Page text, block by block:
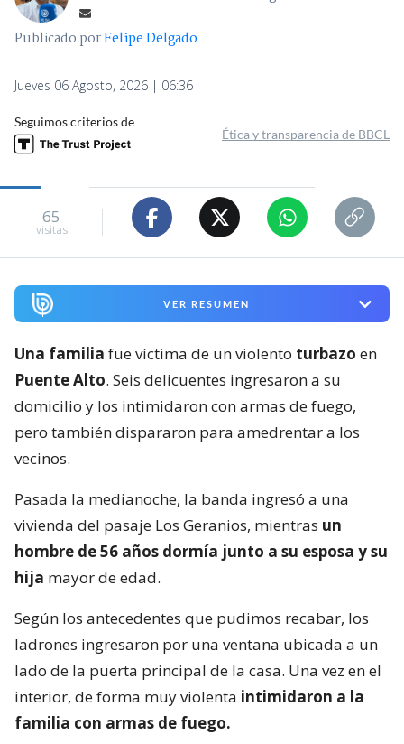
Publicado porFelipe Delgado
Jueves 06 Agosto, 2026 | 06:36
Seguimos criterios de
Ética y transparencia de BBCL
65
visitas
VER RESUMEN
Una familia fue víctima de un violento turbazo en
Puente Alto. Seis delicuentes ingresaron a su
domicilio y los intimidaron con armas de fuego,
pero también dispararon para amedrentar a los
vecinos.
Pasada la medianoche, la banda ingresó a una
vivienda del pasaje Los Geranios, mientras un
hombre de 56 años dormía junto a su esposa y su
hija mayor de edad.
Según los antecedentes que pudimos recabar, los
ladrones ingresaron por una ventana ubicada a un
lado de la puerta principal de la casa. Una vez en el
interior, de forma muy violenta intimidaron a la
familia con armas de fuego.